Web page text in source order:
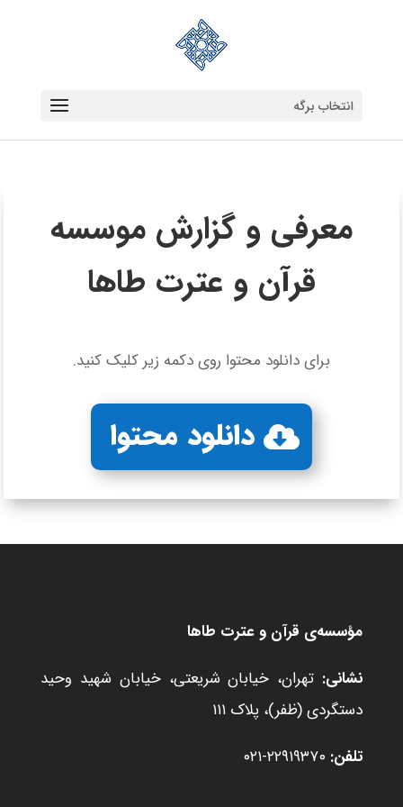
انتخاب برگه
معرفی و گزارش موسسه
قرآن و عترت طاها
برای دانلود محتوا روی دکمه زیر کلیک کنید.
دانلود محتوا
مؤسسه‌ی قرآن و عترت طاها
نشانی: تهران، خیابان شریعتی، خیابان شهید وحید
دستگردی (ظفر)، پلاک ۱۱۱
تلفن: